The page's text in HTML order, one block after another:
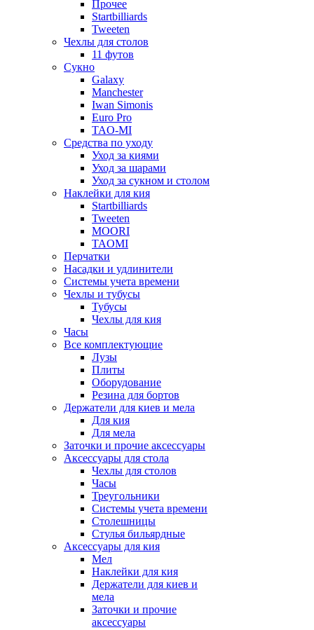
Прочее
Startbilliards
Tweeten
Чехлы для столов
11 футов
Сукно
Galaxy
Manchester
Iwan Simonis
Euro Pro
TAO-MI
Средства по уходу
Уход за киями
Уход за шарами
Уход за сукном и столом
Наклейки для кия
Startbilliards
Tweeten
MOORI
TAOMI
Перчатки
Насадки и удлинители
Системы учета времени
Чехлы и тубусы
Тубусы
Чехлы для кия
Часы
Все комплектующие
Лузы
Плиты
Оборудование
Резина для бортов
Держатели для киев и мела
Для кия
Для мела
Заточки и прочие аксессуары
Аксессуары для стола
Чехлы для столов
Часы
Треугольники
Системы учета времени
Столешницы
Стулья бильярдные
Аксессуары для кия
Мел
Наклейки для кия
Держатели для киев и
мела
Заточки и прочие
аксессуары